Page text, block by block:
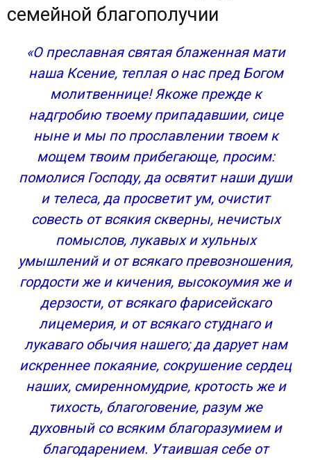
семейной благополучии
«О преславная святая блаженная мати
наша Ксение, теплая о нас пред Богом
молитвеннице! Якоже прежде к
надгробию твоему припадавшии, сице
ныне и мы по прославлении твоем к
мощем твоим прибегающе, просим:
помолися Господу, да освятит наши души
и телеса, да просветит ум, очистит
совесть от всякия скверны, нечистых
помыслов, лукавых и хульных
умышлений и от всякаго превозношения,
гордости же и кичения, высокоумия же и
дерзости, от всякаго фарисейскаго
лицемерия, и от всякаго студнаго и
лукаваго обычия нашего; да дарует нам
искреннее покаяние, сокрушение сердец
наших, смиренномудрие, кротость же и
тихость, благоговение, разум же
духовный со всяким благоразумием и
благодарением. Утаившая себе от